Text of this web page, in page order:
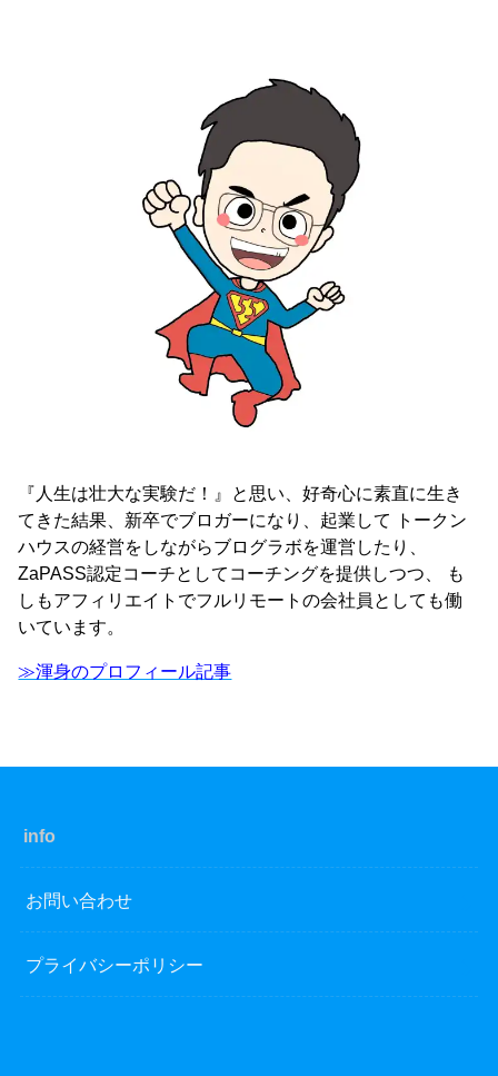
『人生は壮大な実験だ！』と思い、好奇心に素直に生き
てきた結果、新卒でブロガーになり、起業して トークン
ハウスの経営をしながらブログラボを運営したり、
ZaPASS認定コーチとしてコーチングを提供しつつ、 も
しもアフィリエイトでフルリモートの会社員としても働
いています。
≫渾身のプロフィール記事
info
お問い合わせ
プライバシーポリシー